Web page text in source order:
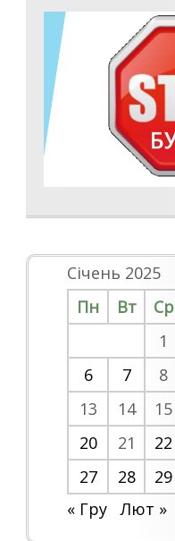
Січень 2025
Пн
Вт Ср
1
6
7 8
13
14 15
20
21 22
27
28 29
« Гру
Лют »